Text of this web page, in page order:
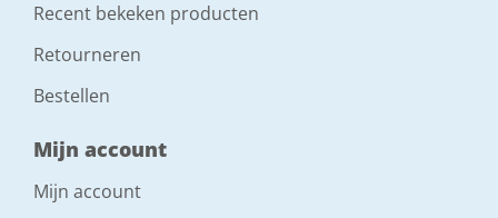
Recent bekeken producten
Retourneren
Bestellen
Mijn account
Mijn account